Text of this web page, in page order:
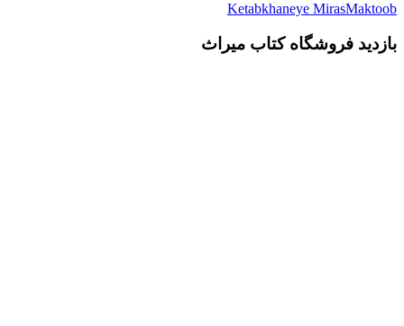
Ketabkhaneye MirasMaktoob
بازدید فروشگاه کتاب میراث